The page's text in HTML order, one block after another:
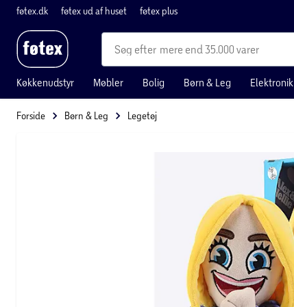
føtex.dk føtex ud af huset føtex plus
mere end 35.000 varer
Køkkenudstyr Møbler Bolig Børn & Leg Elektronik
Forside Børn & Leg Legetøj